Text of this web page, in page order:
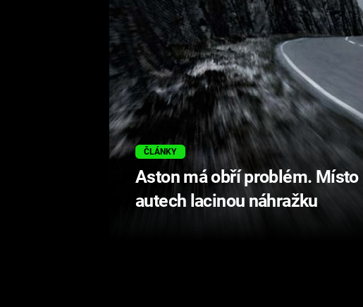
ČLÁNKY
Aston má obří problém.
autech lacinou náhražku